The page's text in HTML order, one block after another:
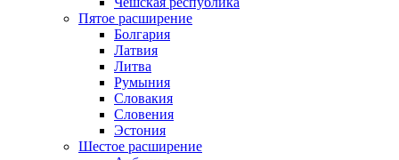
Пятое расширение
Болгария
Латвия
Литва
Румыния
Словакия
Словения
Эстония
Шестое расширение